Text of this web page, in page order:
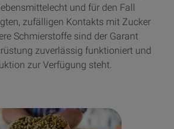
und für den Fall
zufälligen Kontakts mit Zucker
Schmierstoffe sind der Garant
zuverlässig funktioniert und
zur Verfügung steht.